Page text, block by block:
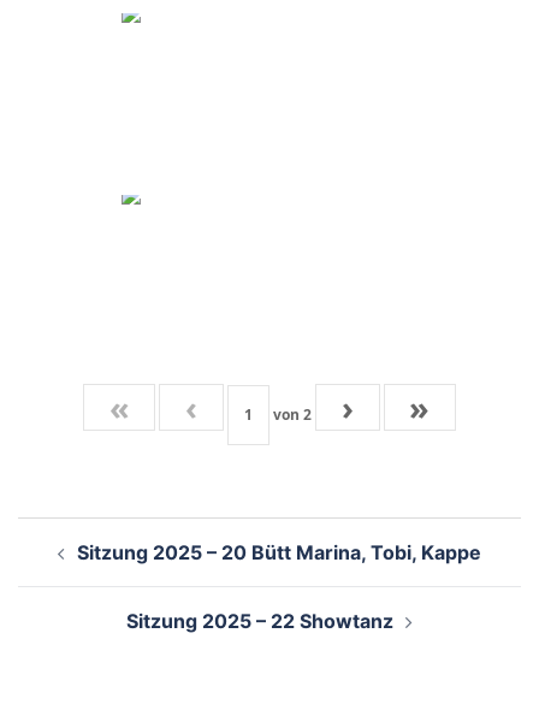
« ‹ von 2 › »
Sitzung 2025 – 20 Bütt Marina, Tobi, Kappe
Sitzung 2025 – 22 Showtanz